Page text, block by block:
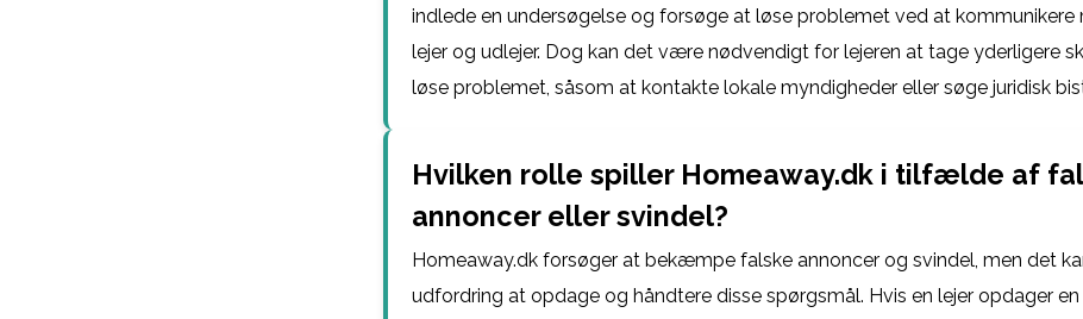
indlede en undersøgelse og forsøge at løse problemet ved at kommunikere
lejer og udlejer. Dog kan det være nødvendigt for lejeren at tage yderligere
løse problemet, såsom at kontakte lokale myndigheder eller søge juridisk
Hvilken rolle spiller Homeaway.dk i tilfælde af
annoncer eller svindel?
Homeaway.dk forsøger at bekæmpe falske annoncer og svindel, men det
udfordring at opdage og håndtere disse spørgsmål. Hvis en lejer opdager